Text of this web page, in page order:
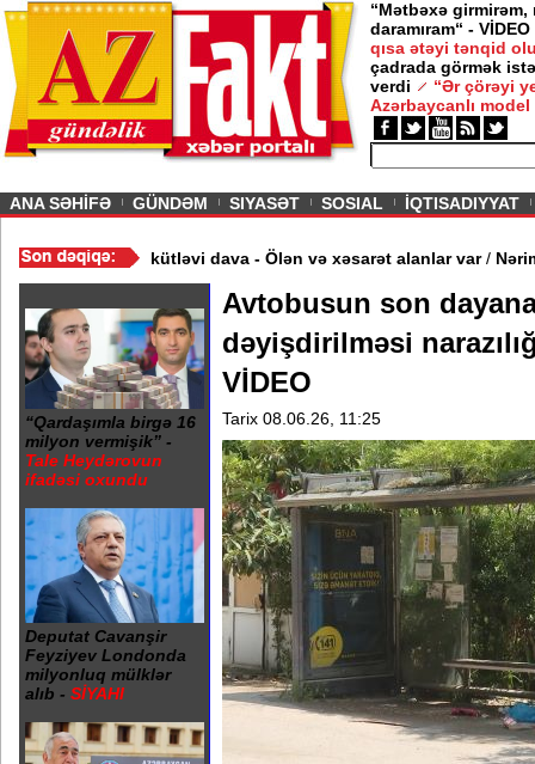
“Mətbəxə girmirəm,
daramıram“ - VİDEO
qısa ətəyi tənqid
çadrada görmək
verdi
“Ər çörəyi
Azərbaycanlı model
gedirəm” - Nigar
ANA SƏHİFƏ GÜNDƏM SIYASƏT SOSIAL İQTISADIYYAT
/Restoranın qarşısında kütləvi dava - Ölən və xəsarət alanlar
“Qardaşımla birgə 16
milyon vermişik” -
Tale Heydərovun
ifadəsi oxundu
Deputat Cavanşir
Feyziyev Londonda
milyonluq mülklər
alıb - SİYAHI
Avtobusun son
dəyişdirilməsi
VİDEO
Tarix 08.06.26, 11:25